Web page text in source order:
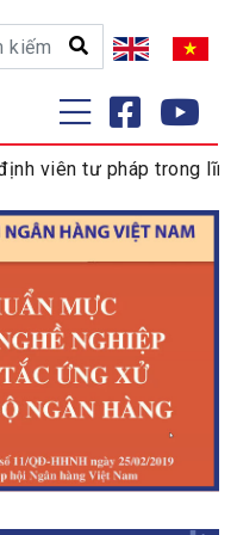
pháp trong lĩnh vực tiền